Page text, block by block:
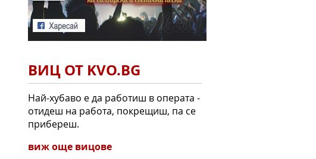
ВИЦ ОТ KVO.BG
Най-хубаво е да работиш в операта -
отидеш на работа, покрещиш, па се
прибереш.
виж още вицове